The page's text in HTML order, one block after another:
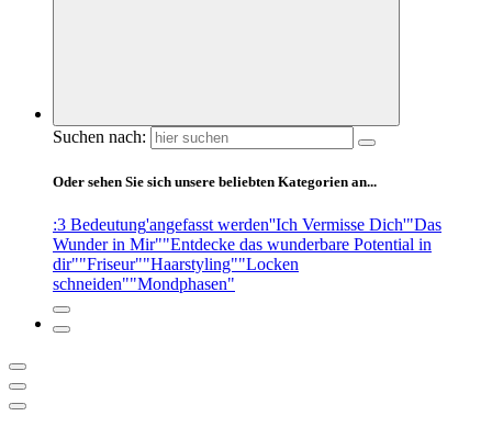
Suchen nach:
Oder sehen Sie sich unsere beliebten Kategorien an...
:3 Bedeutung'angefasst werden''Ich Vermisse Dich'"Das
Wunder in Mir""Entdecke das wunderbare Potential in
dir""Friseur""Haarstyling""Locken
schneiden""Mondphasen"